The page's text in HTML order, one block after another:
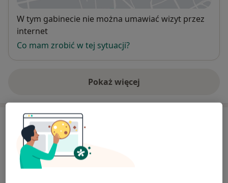
Dostępność
W tym gabinecie nie można umawiać wizyt przez
internet
Co mam zrobić w tej sytuacji?
Pokaż więcej
o adresie
Ubezpieczenia - brak akceptowanych
Ten specjalista przyjmuje wyłącznie pacjentów
prywatnych. Możesz opłacić wizytę samodzielnie lub
znaleźć innego specjalistę, który akceptuje Twoje